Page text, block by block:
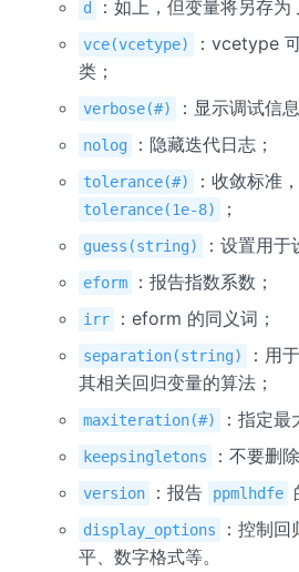
d ：如上，但变量将另存为
vce(vcetype)
：vcetype
类；
verbose(#) ：显示调试信
nolog ：隐藏迭代日志；
tolerance(#) ：收敛标准
tolerance(1e-8) ；
guess(string) ：设置用于
eform ：报告指数系数；
irr ：eform 的同义词；
separation(string)
：用
其相关回归变量的算法；
maxiteration(#) ：指定最
keepsingletons ：不要删
version ：报告 ppmlhdfe
display_options
：控制
平、数字格式等。